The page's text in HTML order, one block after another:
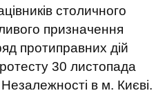
столичного
призначення
протиправних дій
30 листопада
в м. Києві.